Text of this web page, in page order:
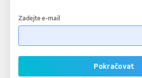
Zadejte e-mail
Pokračovat